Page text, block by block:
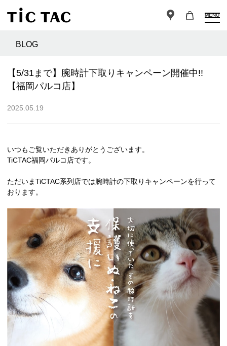
MENU
BLOG
【5/31まで】腕時計下取りキャンペーン開催中!!
【福岡パルコ店】
2025.05.19
いつもご覧いただきありがとうございます。
TiCTAC福岡パルコ店です。
ただいまTiCTAC系列店では腕時計の下取りキャンペーンを行って
おります。